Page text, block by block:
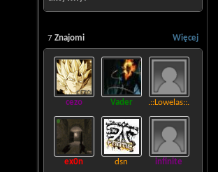
Więcej
7 Znajomi
cezo Vader .::Lowelas::.
ex0n dsn infinite